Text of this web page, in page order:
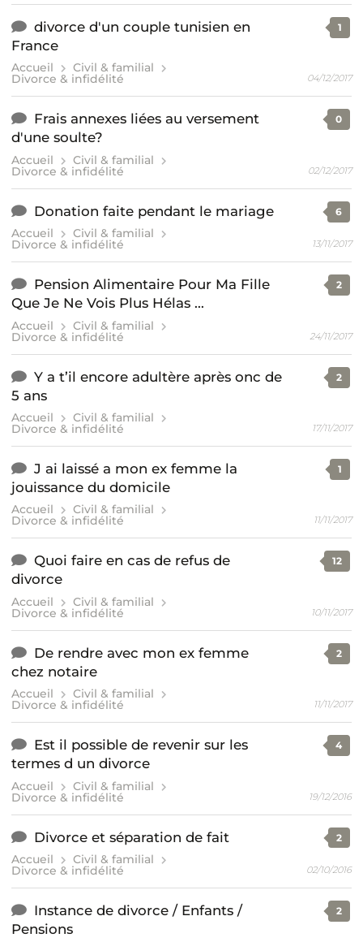
divorce d'un couple tunisien en
France
Accueil Civil & familial
Divorce & infidélité
1
04/12/2017
Frais annexes liées au versement
d'une soulte?
Accueil Civil & familial
Divorce & infidélité
0
02/12/2017
Donation faite pendant le mariage
Accueil Civil & familial
Divorce & infidélité
6
13/11/2017
Pension Alimentaire Pour Ma Fille
Que Je Ne Vois Plus Hélas ...
Accueil Civil & familial
Divorce & infidélité
2
24/11/2017
Y a t’il encore adultère après onc de
5 ans
Accueil Civil & familial
Divorce & infidélité
2
17/11/2017
J ai laissé a mon ex femme la
jouissance du domicile
Accueil Civil & familial
Divorce & infidélité
1
11/11/2017
Quoi faire en cas de refus de
divorce
Accueil Civil & familial
Divorce & infidélité
12
10/11/2017
De rendre avec mon ex femme
chez notaire
Accueil Civil & familial
Divorce & infidélité
2
11/11/2017
Est il possible de revenir sur les
termes d un divorce
Accueil Civil & familial
Divorce & infidélité
4
19/12/2016
Divorce et séparation de fait
Accueil Civil & familial
Divorce & infidélité
2
02/10/2016
Instance de divorce / Enfants /
Pensions
2